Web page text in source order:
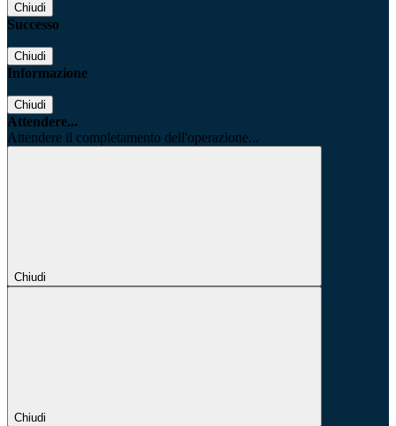
Chiudi
Successo
Chiudi
Informazione
Chiudi
Attendere...
Attendere il completamento dell'operazione...
Chiudi
Chiudi